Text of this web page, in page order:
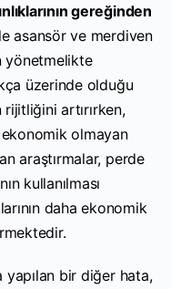
gereğinden
asansör ve merdiven
yönetmelikte
üzerinde olduğu
artırırken,
olmayan
araştırmalar, perde
kullanılması
daha ekonomik
yapılan bir diğer hata,